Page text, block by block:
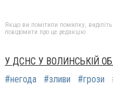
Якщо ви помітили помилку, виділіть
повідомити про це редакцію
У ДСНС У ВОЛИНСЬКІЙ
#негода
#зливи #грози